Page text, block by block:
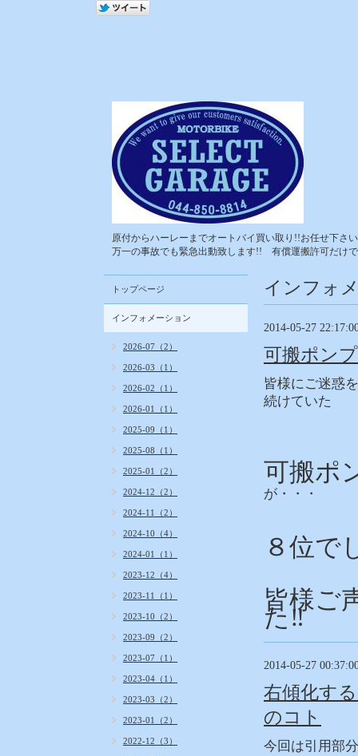
原付からハーレーまでオートバイ買い取り!!お任せ下
万一の事故でも緊急出動致します!! 有償運搬許可だけ
インフォ
2014-05-27
可搬ポン
皆様にご迷惑
続けていた
可搬ポ
が・・・
８位で
皆様ご
た‼
2014-05-27
右傾化す
のコト
今回は引用部
トップページ
インフォメーション
2026-07（2）
2026-03（1）
2026-02（1）
2026-01（1）
2025-09（1）
2025-08（1）
2025-01（2）
2024-12（2）
2024-11（2）
2024-10（4）
2024-01（1）
2023-12（4）
2023-11（1）
2023-10（2）
2023-09（2）
2023-07（1）
2023-04（1）
2023-03（2）
2023-01（2）
2022-12（3）